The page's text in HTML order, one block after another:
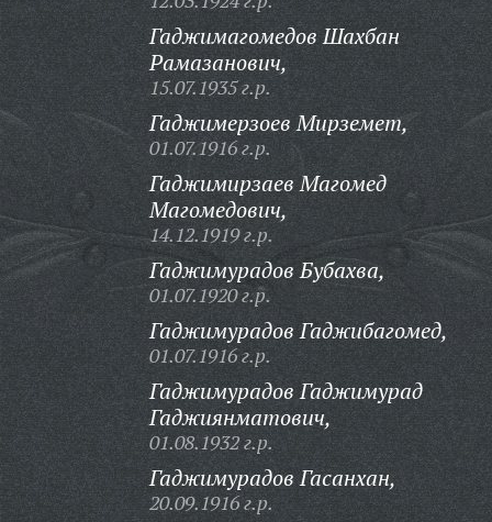
Гаджимагомедов Шахбан
Рамазанович,
15.07.1935 г.р.
Гаджимерзоев Мирземет,
01.07.1916 г.р.
Гаджимирзаев Магомед
Магомедович,
14.12.1919 г.р.
Гаджимурадов Бубахва,
01.07.1920 г.р.
Гаджимурадов Гаджибагомед,
01.07.1916 г.р.
Гаджимурадов Гаджимурад
Гаджиянматович,
01.08.1932 г.р.
Гаджимурадов Гасанхан,
20.09.1916 г.р.